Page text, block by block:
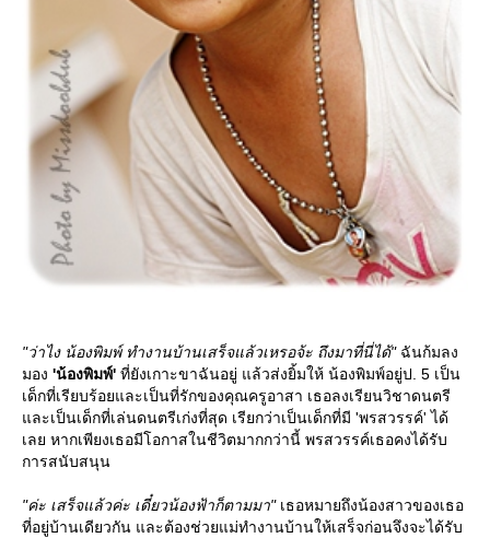
"ว่าไง น้องพิมพ์ ทำงานบ้านเสร็จแล้วเหรอจ้ะ ถึงมาที่นี่ได้"ฉันก้มลง
มอง 'น้องพิมพ์' ที่ยังเกาะขาฉันอยู่ แล้วส่งยิ้มให้ น้องพิมพ์อยู่ป. 5 เป็น
เด็กที่เรียบร้อยและเป็นที่รักของคุณครูอาสา เธอลงเรียนวิชาดนตรี
ละเป็นเด็กที่เล่นดนตรีเก่งที่สุด เรียกว่าเป็นเด็กที่มี 'พรสวรรค์' ได้
เลย หากเพียงเธอมีโอกาสในชีวิตมากกว่านี้ พรสวรรค์เธอคงได้รับ
การสนับสนุน
"ค่ะ เสร็จแล้วค่ะ เดี๋ยวน้องฟ้าก็ตามมา"เธอหมายถึงน้องสาวของเธอ
ที่อยู่บ้านเดียวกัน และต้องช่วยแม่ทำงานบ้านให้เสร็จก่อนจึงจะได้รับ